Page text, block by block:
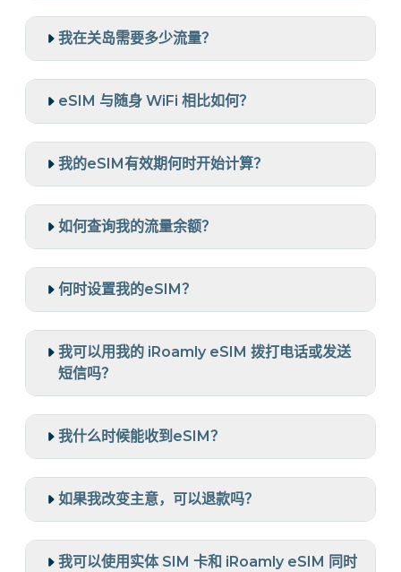
我在关岛需要多少流量？
eSIM 与随身 WiFi 相比如何？
我的eSIM有效期何时开始计算？
如何查询我的流量余额？
何时设置我的eSIM？
我可以用我的 iRoamly eSIM 拨打电话或发送
短信吗？
我什么时候能收到eSIM？
如果我改变主意，可以退款吗？
我可以使用实体 SIM 卡和 iRoamly eSIM 同时